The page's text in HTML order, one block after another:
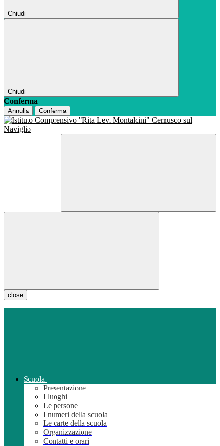
Chiudi
Chiudi
Conferma
Annulla Conferma
close
Scuola
Presentazione
I luoghi
Le persone
I numeri della scuola
Le carte della scuola
Organizzazione
Contatti e orari